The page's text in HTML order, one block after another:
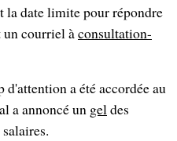
la date limite pour répondre
un courriel àconsultation-
d'attention a été accordée au
a annoncé un geldes